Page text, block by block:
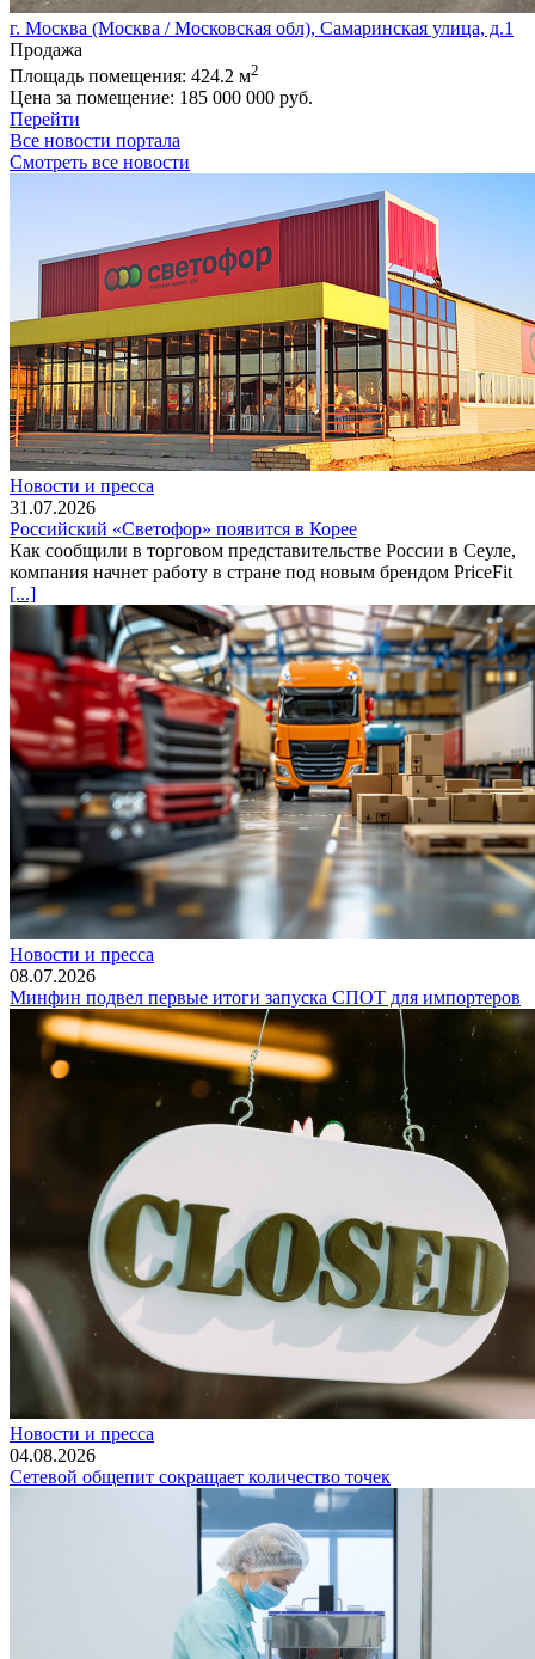
г. Москва (Москва / Московская обл), Самаринская улица, д.1
Продажа
Площадь помещения: 424.2 м2
Цена за помещение: 185 000 000 руб.
Перейти
Все новости портала
Смотреть все новости
Новости и пресса
31.07.2026
Российский «Светофор» появится в Корее
Как сообщили в торговом представительстве России в Сеуле,
компания начнет работу в стране под новым брендом PriceFit
[...]
Новости и пресса
08.07.2026
Минфин подвел первые итоги запуска СПОТ для импортеров
Новости и пресса
04.08.2026
Сетевой общепит сокращает количество точек